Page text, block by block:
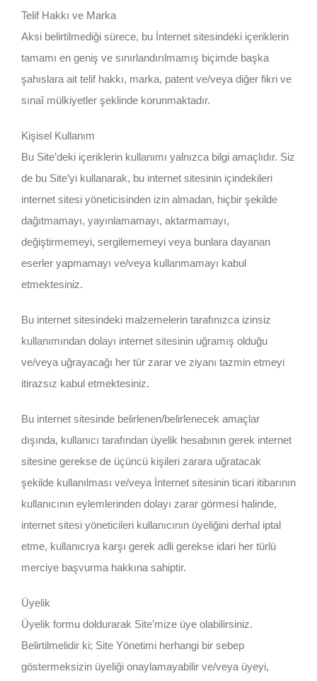
Telif Hakkı ve Marka
Aksi belirtilmediği sürece, bu İnternet sitesindeki içeriklerin
tamamı en geniş ve sınırlandırılmamış biçimde başka
şahıslara ait telif hakkı, marka, patent ve/veya diğer fikri ve
sınaî mülkiyetler şeklinde korunmaktadır.
Kişisel Kullanım
Bu Site’deki içeriklerin kullanımı yalnızca bilgi amaçlıdır. Siz
de bu Site’yi kullanarak, bu internet sitesinin içindekileri
internet sitesi yöneticisinden izin almadan, hiçbir şekilde
dağıtmamayı, yayınlamamayı, aktarmamayı,
değiştirmemeyi, sergilememeyi veya bunlara dayanan
eserler yapmamayı ve/veya kullanmamayı kabul
etmektesiniz.
Bu internet sitesindeki malzemelerin tarafınızca izinsiz
kullanımından dolayı internet sitesinin uğramış olduğu
ve/veya uğrayacağı her tür zarar ve ziyanı tazmin etmeyi
itirazsız kabul etmektesiniz.
Bu internet sitesinde belirlenen/belirlenecek amaçlar
dışında, kullanıcı tarafından üyelik hesabının gerek internet
sitesine gerekse de üçüncü kişileri zarara uğratacak
şekilde kullanılması ve/veya İnternet sitesinin ticari itibarının
kullanıcının eylemlerinden dolayı zarar görmesi halinde,
internet sitesi yöneticileri kullanıcının üyeliğini derhal iptal
etme, kullanıcıya karşı gerek adli gerekse idari her türlü
merciye başvurma hakkına sahiptir.
Üyelik
Üyelik formu doldurarak Site’mize üye olabilirsiniz.
Belirtilmelidir ki; Site Yönetimi herhangi bir sebep
göstermeksizin üyeliği onaylamayabilir ve/veya üyeyi,